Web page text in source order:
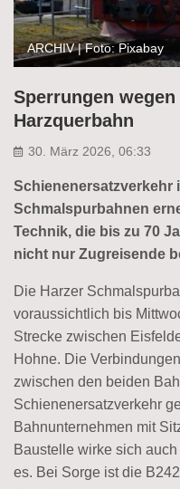
ARCHIV | Foto: Pixabay
Sperrungen
Harzquerbahn
30. März 2026, 06:33
Schienenersatzverkehr
Schmalspurbahnen
Technik, die bis zu 70
nicht nur Zugreisende
Die Harzer
voraussichtlich bis
Strecke zwischen
Hohne. Die
zwischen den beiden
Schienenersatzverkehr
Bahnunternehmen mit
Baustelle wirke sich
es. Bei Sorge ist die